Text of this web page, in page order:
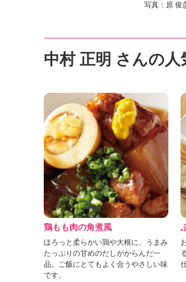
写真：原 俊
中村 正明 さんの
鶏もも肉の角煮風
ほろっと柔らかい鶏や大根に、うまみ
たっぷりの甘めのだしがからんだ一
品。ご飯にとてもよく合うやさしい味
です。